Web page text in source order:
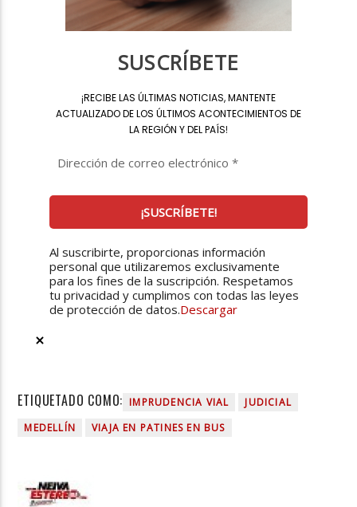
SUSCRÍBETE
¡RECIBE LAS ÚLTIMAS NOTICIAS, MANTENTE
ACTUALIZADO DE LOS ÚLTIMOS ACONTECIMIENTOS DE
LA REGIÓN Y DEL PAÍS!
Al suscribirte, proporcionas información
personal que utilizaremos exclusivamente
para los fines de la suscripción. Respetamos
tu privacidad y cumplimos con todas las leyes
de protección de datos.Descargar
ETIQUETADO COMO: IMPRUDENCIA VIAL
JUDICIAL
MEDELLÍN
VIAJA EN PATINES EN BUS